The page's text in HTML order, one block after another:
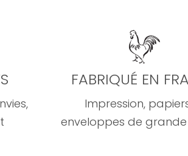
FABRIQUÉ EN
Impression,
enveloppes de